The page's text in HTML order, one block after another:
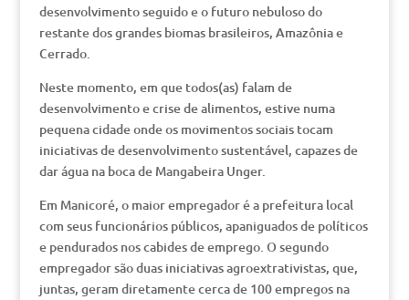
desenvolvimento seguido e o futuro nebuloso do
restante dos grandes biomas brasileiros, Amazônia e
Cerrado.
Neste momento, em que todos(as) falam de
desenvolvimento e crise de alimentos, estive numa
pequena cidade onde os movimentos sociais tocam
iniciativas de desenvolvimento sustentável, capazes de
dar água na boca de Mangabeira Unger.
Em Manicoré, o maior empregador é a prefeitura local
com seus funcionários públicos, apaniguados de políticos
e pendurados nos cabides de emprego. O segundo
empregador são duas iniciativas agroextrativistas, que,
juntas, geram diretamente cerca de 100 empregos na